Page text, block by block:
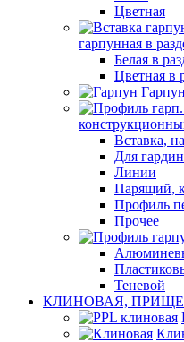
Цветная
гарпунная в
Белая в
Цветная в
Гарпун
Вставка,
Для гардин
Линии
Парящий,
Профиль
Прочее
Теневой
КЛИНОВАЯ,